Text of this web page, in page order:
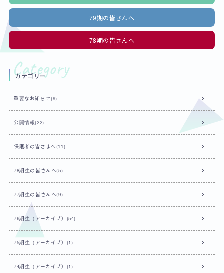
79期の皆さんへ
78期の皆さんへ
カテゴリー
重要なお知らせ(9)
公開情報(22)
保護者の皆さまへ(11)
78期生の皆さんへ(5)
77期生の皆さんへ(9)
76期生（アーカイブ）(54)
75期生（アーカイブ）(1)
74期生（アーカイブ）(1)